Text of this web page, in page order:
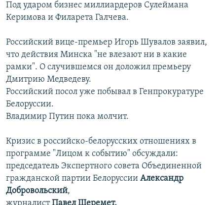
Под ударом бизнес миллиардеров Сулеймана
Керимова и Филарета Галчева.
Российский вице-премьер Игорь Шувалов заявил,
что действия Минска "не влезают ни в какие
рамки". О случившемся он доложил премьеру
Дмитрию Медведеву.
Российский посол уже побывал в Генпрокуратуре
Белоруссии.
Владимир Путин пока молчит.
Кризис в российско-белорусских отношениях в
программе "Лицом к событию" обсуждали:
председатель Экспертного cовета Объединенной
гражданской партии Белоруссии Александр
Добровольский,